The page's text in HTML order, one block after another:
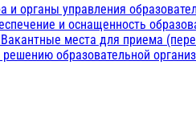
и органы управления
и оснащенность
Вакантные места для приема
образовательной